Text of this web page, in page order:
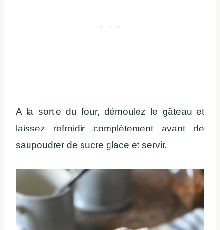
A la sortie du four, démoulez le gâteau et
laissez refroidir complètement avant de
saupoudrer de sucre glace et servir.